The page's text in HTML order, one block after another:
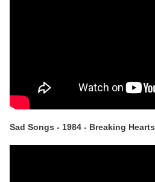
Sad Songs - 1984 - Breaking Hearts